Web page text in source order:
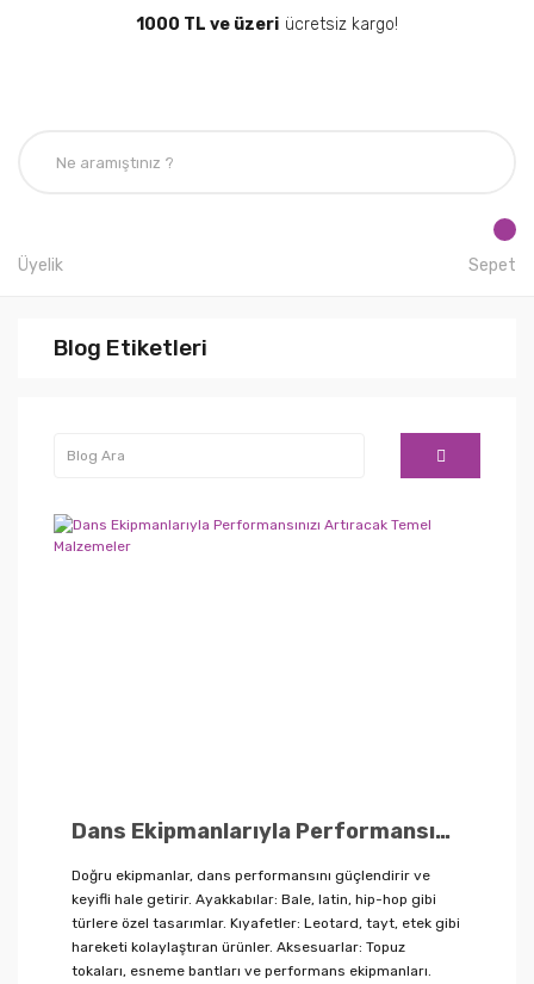
1000 TL ve üzeri ücretsiz kargo!
Üyelik Sepet
Blog Etiketleri
Dans Ekipmanlarıyla Performansınızı Artıracak Temel Malzemeler
Doğru ekipmanlar, dans performansını güçlendirir ve
keyifli hale getirir. Ayakkabılar: Bale, latin, hip-hop gibi
türlere özel tasarımlar. Kıyafetler: Leotard, tayt, etek gibi
hareketi kolaylaştıran ürünler. Aksesuarlar: Topuz
tokaları, esneme bantları ve performans ekipmanları.